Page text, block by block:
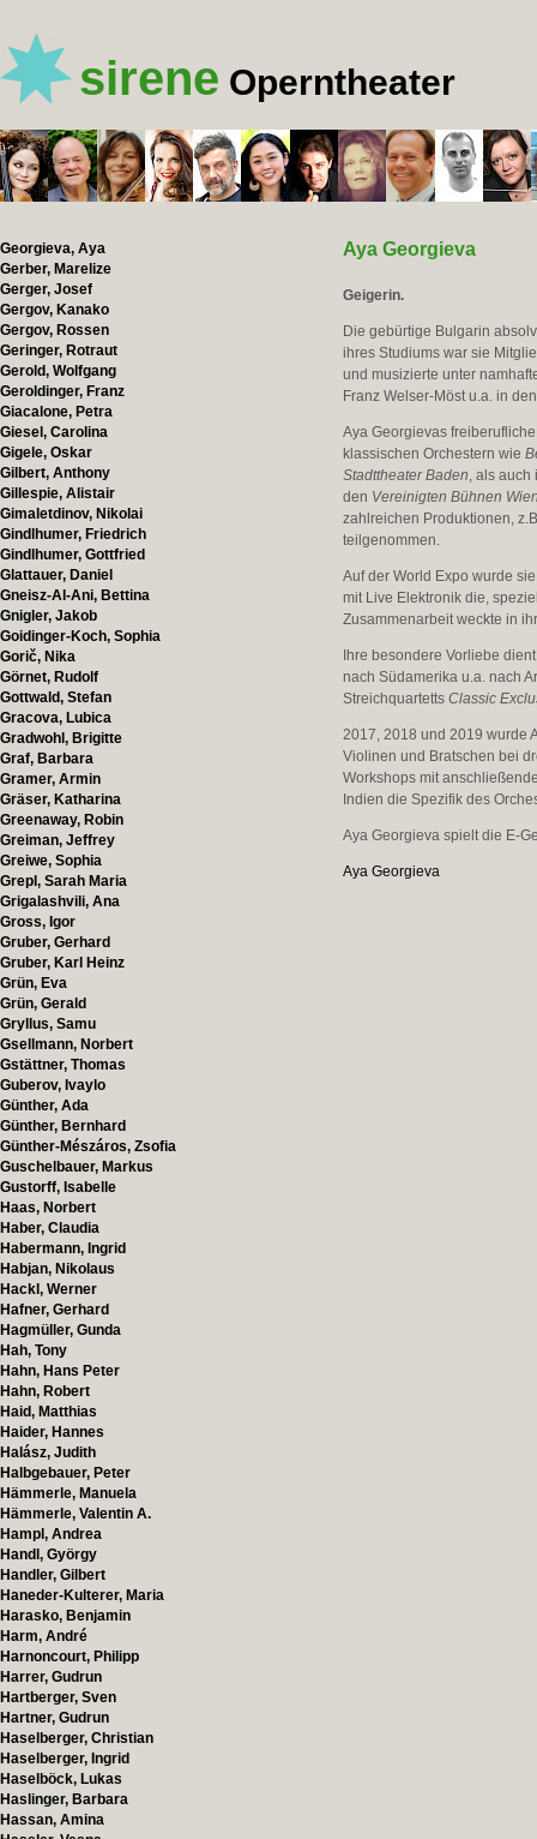
sirene Operntheater
Georgieva, Aya
Gerber, Marelize
Gerger, Josef
Gergov, Kanako
Gergov, Rossen
Geringer, Rotraut
Gerold, Wolfgang
Geroldinger, Franz
Giacalone, Petra
Giesel, Carolina
Gigele, Oskar
Gilbert, Anthony
Gillespie, Alistair
Gimaletdinov, Nikolai
Gindlhumer, Friedrich
Gindlhumer, Gottfried
Glattauer, Daniel
Gneisz-Al-Ani, Bettina
Gnigler, Jakob
Goidinger-Koch, Sophia
Gorič, Nika
Görnet, Rudolf
Gottwald, Stefan
Gracova, Lubica
Gradwohl, Brigitte
Graf, Barbara
Gramer, Armin
Gräser, Katharina
Greenaway, Robin
Greiman, Jeffrey
Greiwe, Sophia
Grepl, Sarah Maria
Grigalashvili, Ana
Gross, Igor
Gruber, Gerhard
Gruber, Karl Heinz
Grün, Eva
Grün, Gerald
Gryllus, Samu
Gsellmann, Norbert
Gstättner, Thomas
Guberov, Ivaylo
Günther, Ada
Günther, Bernhard
Günther-Mészáros, Zsofia
Guschelbauer, Markus
Gustorff, Isabelle
Haas, Norbert
Haber, Claudia
Habermann, Ingrid
Habjan, Nikolaus
Hackl, Werner
Hafner, Gerhard
Hagmüller, Gunda
Hah, Tony
Hahn, Hans Peter
Hahn, Robert
Haid, Matthias
Haider, Hannes
Halász, Judith
Halbgebauer, Peter
Hämmerle, Manuela
Hämmerle, Valentin A.
Hampl, Andrea
Handl, György
Handler, Gilbert
Haneder-Kulterer, Maria
Harasko, Benjamin
Harm, André
Harnoncourt, Philipp
Harrer, Gudrun
Hartberger, Sven
Hartner, Gudrun
Haselberger, Christian
Haselberger, Ingrid
Haselböck, Lukas
Haslinger, Barbara
Hassan, Amina
Aya Georgieva
Geigerin.
Die gebürtige Bulgarin
ihres Studiums war sie
und musizierte unter
Franz Welser-Möst u.a. in
Aya Georgievas
klassischen Orchestern wie
Stadttheater Baden, als
den Vereinigten Bühnen
zahlreichen Produktionen,
teilgenommen.
Auf der World Expo wurde
mit Live Elektronik die,
Zusammenarbeit weckte in
Ihre besondere Vorliebe
nach Südamerika u.a. nach
StreichquartettsClassic E
2017, 2018 und 2019 wurde
Violinen und Bratschen bei
Workshops mit
Indien die Spezifik des
Aya Georgieva spielt die E-
Aya Georgieva